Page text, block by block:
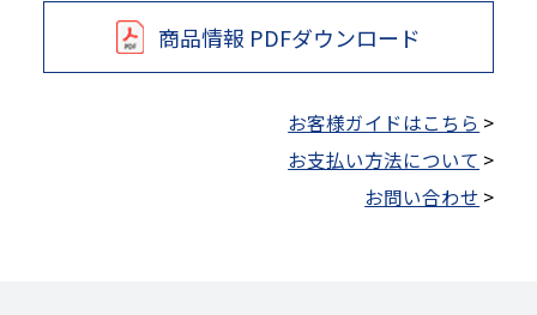
商品情報 PDFダウンロード
お客様ガイドはこちら >
お支払い方法について >
お問い合わせ >